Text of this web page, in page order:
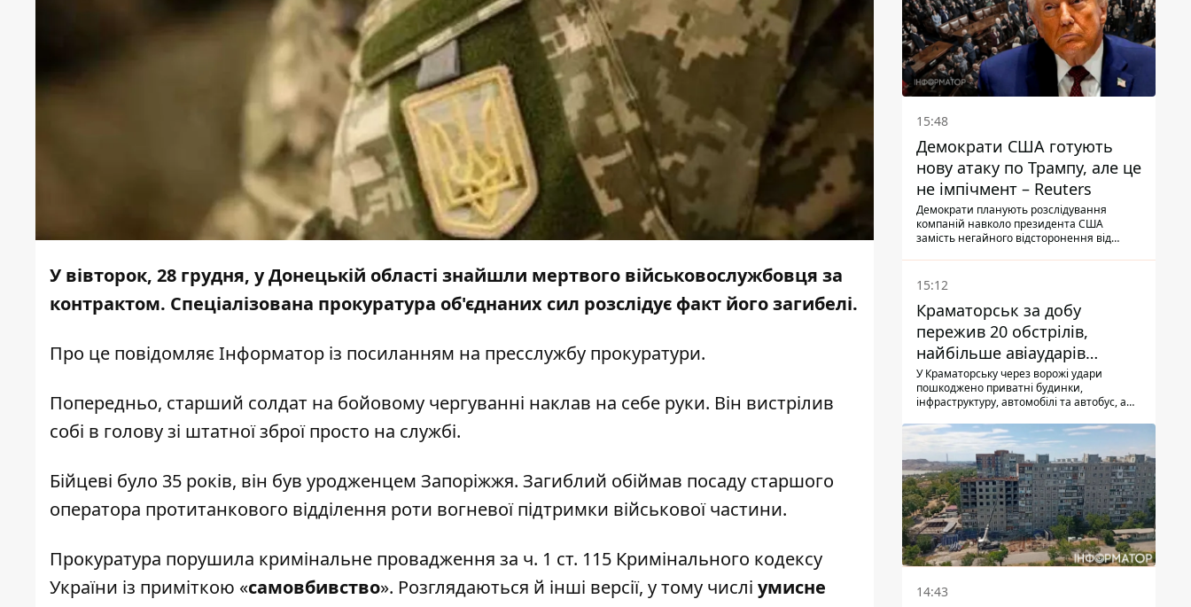
У вівторок, 28 грудня, у Донецькій області знайшли мертвого військовослужбовця за
контрактом. Спеціалізована прокуратура об'єднаних сил розслідує факт його загибелі.
Про це повідомляє Інформатор із посиланням на пресслужбу прокуратури.
Попередньо, старший солдат на бойовому чергуванні наклав на себе руки. Він вистрілив
собі в голову зі штатної зброї просто на службі.
Бійцеві було 35 років, він був уродженцем Запоріжжя. Загиблий обіймав посаду старшого
оператора протитанкового відділення роти вогневої підтримки військової частини.
Прокуратура порушила кримінальне провадження за ч. 1 ст. 115 Кримінального кодексу
України із приміткою «самовбивство». Розглядаються й інші версії, у тому числі умисне
15:48
Демократи США готують
нову атаку по Трампу, але це
не імпічмент – Reuters
Демократи планують розслідування
компаній навколо президента США
замість негайного відсторонення від
15:12
Краматорськ за добу
пережив 20 обстрілів,
найбільше авіаударів
КАБ-250
У Краматорську через ворожі удари
пошкоджено приватні будинки,
інфраструктуру, автомобілі та автобус, а
одна людина і ще 15 отримали поранення
14:43